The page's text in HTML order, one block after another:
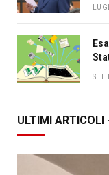
ULTIMI